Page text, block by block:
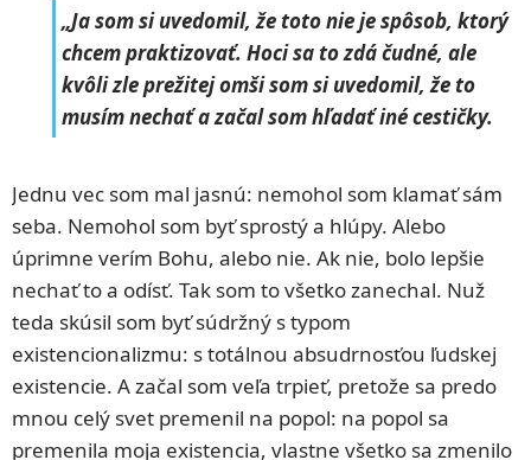
„Ja som si uvedomil, že toto nie je spôsob, ktorý
chcem praktizovať. Hoci sa to zdá čudné, ale
kvôli zle prežitej omši som si uvedomil, že to
musím nechať a začal som hľadať iné cestičky.
Jednu vec som mal jasnú: nemohol som klamať sám
seba. Nemohol som byť sprostý a hlúpy. Alebo
úprimne verím Bohu, alebo nie. Ak nie, bolo lepšie
nechať to a odísť. Tak som to všetko zanechal. Nuž
teda skúsil som byť súdržný s typom
existencionalizmu: s totálnou absudrnosťou ľudskej
existencie. A začal som veľa trpieť, pretože sa predo
mnou celý svet premenil na popol: na popol sa
premenila moja existencia, vlastne všetko sa zmenilo